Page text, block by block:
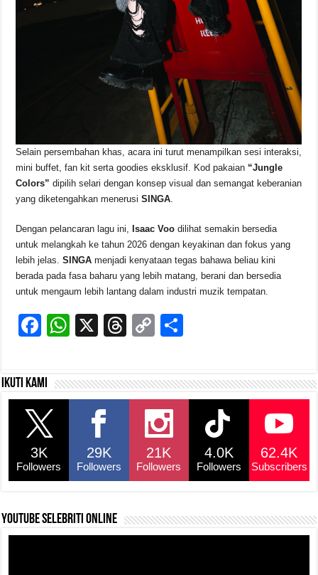
Selain persembahan khas, acara ini turut menampilkan sesi interaksi,
mini buffet, fan kit serta goodies eksklusif. Kod pakaian “Jungle
Colors” dipilih selari dengan konsep visual dan semangat keberanian
yang diketengahkan menerusiSINGA
Dengan pelancaran lagu ini,Isaac Voo dilihat semakin bersedia
untuk melangkah ke tahun 2026 dengan keyakinan dan fokus yang
lebih jelas.SINGA menjadi kenyataan tegas bahawa beliau kini
berada pada fasa baharu yang lebih matang, berani dan bersedia
untuk mengaum lebih lantang dalam industri muzik tempatan.
F
c
e
b
o
o
k
W
s
p
X
T
a
C
y
Li
n
k
e
Ikuti kami
3K
Followers
29K
Followers
21K
Followers
4.0K
Followers
62.4K
Subscribers
YouTube selebriti online